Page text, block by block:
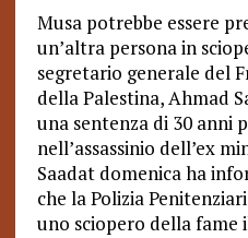
Musa potrebbe essere
un’altra persona in
segretario generale del
della Palestina, Ahmad
una sentenza di 30 anni
nell’assassinio dell’ex
Saadat domenica ha
che la Polizia
uno sciopero della fame